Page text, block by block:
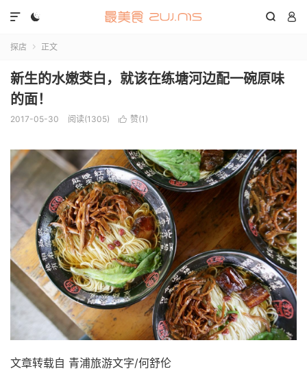
  

探店  正文
新生的水嫩茭白，就该在练塘河边配一碗原味
的面！
2017-05-30 阅读(1305)  赞(1 )
文章转载自 青浦旅游文字/何舒伦